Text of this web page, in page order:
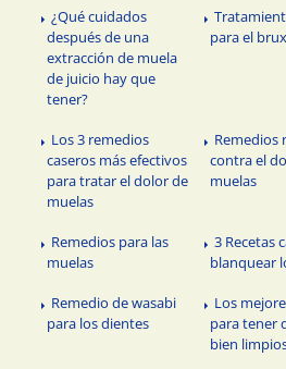
¿Qué cuidados
después de una
extracción de muela
de juicio hay que
tener?
para el
Los 3 remedios
caseros más efectivos
para tratar el dolor de
muelas
Remedios
contra el
muelas
Remedios para las
muelas
3 Recetas
blanquear
Remedio de wasabi
para los dientes
Los
para tener
bien